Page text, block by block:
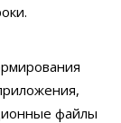
файлы